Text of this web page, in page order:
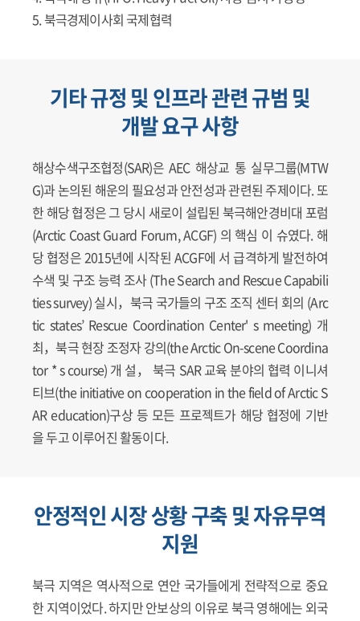
5. 북극경제이사회 국제협력
기타 규정 및 인프라 관련 규범 및
개발 요구 사항
해상수색구조협정(SAR)은 AEC 해상교 통 실무그룹(MTW
G)과 논의된 해운의 필요성과 안전성과 관련된 주제이다. 또
한 해당 협정은 그 당시 새로이 설립된 북극해안경비대 포럼
(Arctic Coast Guard Forum, ACGF) 의 핵심 이 슈였다. 해
당 협정은 2015년에 시작된 ACGF에 서 급격하게 발전하여
수색 및 구조 능력 조사 (The Search and Rescue Capabili
ties survey) 실시，북극 국가들의 구조 조직 센터 회의 (Arc
tic states’ Rescue Coordination Center' s meeting) 개
최，북극 현장 조정자 강의(the Arctic On-scene Coordina
tor * s course) 개 설， 북극 SAR 교육 분야의 협력 이니셔
티브(the initiative on cooperation in the field of Arctic S
AR education)구상 등 모든 프로젝트가 해당 협정에 기반
을 두고 이루어진 활동이다.
안정적인 시장 상황 구축 및 자유무역
지원
북극 지역은 역사적으로 연안 국가들에게 전략적으로 중요
한 지역이었다. 하지만 안보상의 이유로 북극 영해에는 외국